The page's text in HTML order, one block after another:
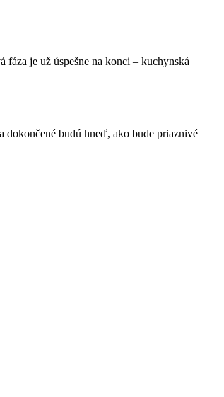
fáza je už úspešne na konci – kuchynská
a dokončené budú hneď, ako bude priaznivé